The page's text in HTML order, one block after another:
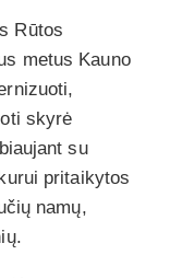
Rūtos
metus Kauno
skyrė
su
pritaikytos
namų,